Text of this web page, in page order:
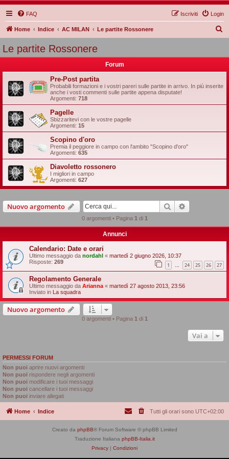
FAQ Login
Iscriviti
Home Indice AC MILAN Le partite Rossonere
Le partite Rossonere
Forum
Pre-Post partita
Probabili formazioni e i vostri pareri sulle partite in arrivo. In più inserite
anche i vosti commenti sulle partite appena disputate!
Argomenti: 718
Pagelle
Sbizzaritevi con le vostre pagelle
Argomenti: 15
Scopino d'oro
Premia il peggiore in campo con l'ambito "Scopino d'oro"
Argomenti: 635
Diavoletto rossonero
I migliori in campo
Argomenti: 627
Nuovo argomento Cerca
0 argomenti • Pagina 1 di 1
Annunci
Calendario: Date e orari
Ultimo messaggio da nordahl « martedì 2 giugno 2026, 10:37
Risposte: 269 1 … 24 25 26 27
Regolamento Generale
Ultimo messaggio da Arianna « martedì 27 agosto 2013, 23:56
Inviato in La squadra
Nuovo argomento
0 argomenti • Pagina 1 di 1
Vai a
PERMESSI FORUM
Non puoi aprire nuovi argomenti
Non puoi rispondere negli argomenti
Non puoi modificare i tuoi messaggi
Non puoi cancellare i tuoi messaggi
Non puoi inviare allegati
Home Indice Tutti gli orari sono UTC+02:00
Creato da phpBB® Forum Software © phpBB Limited
Traduzione Italiana phpBB-Italia.it
Privacy | Condizioni